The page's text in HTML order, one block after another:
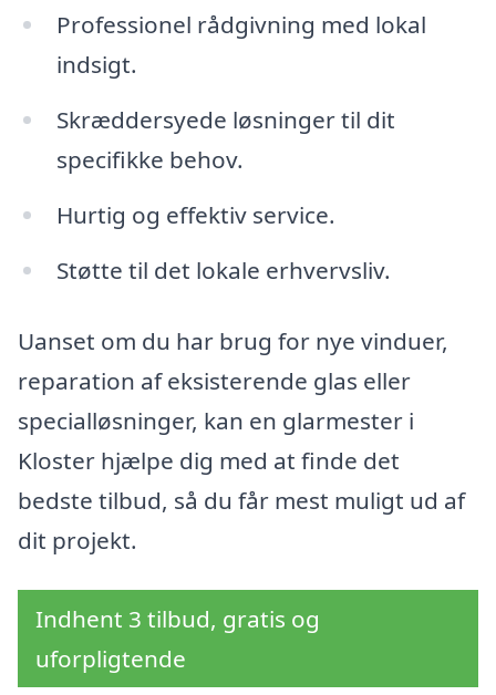
Professionel rådgivning med lokal
indsigt.
Skræddersyede løsninger til dit
specifikke behov.
Hurtig og effektiv service.
Støtte til det lokale erhvervsliv.
Uanset om du har brug for nye vinduer,
reparation af eksisterende glas eller
specialløsninger, kan en glarmester i
Kloster hjælpe dig med at finde det
bedste tilbud, så du får mest muligt ud af
dit projekt.
Indhent 3 tilbud, gratis og
uforpligtende